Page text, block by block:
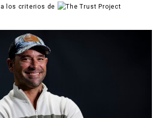
los criterios de